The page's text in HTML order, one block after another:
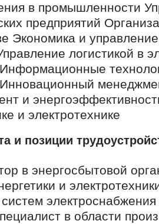
в промышленности
предприятий
Экономика и
логистикой в
и
и электротехнике
и позиции
в энергосбытовой
и
электроснабжения
в области